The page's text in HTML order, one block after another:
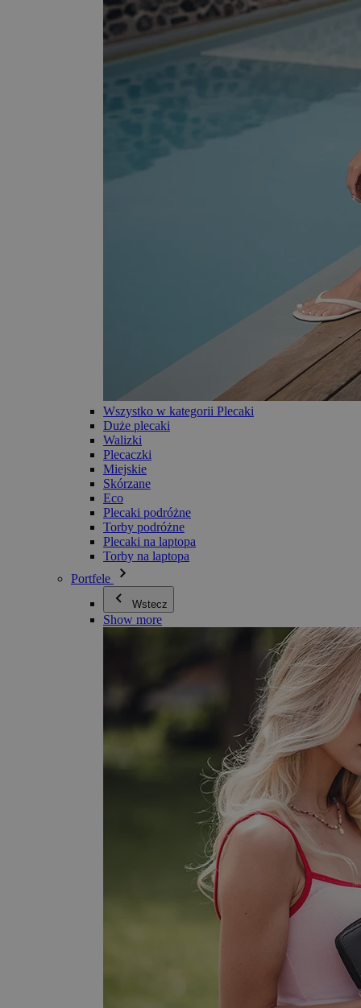
Wszystko w kategorii Plecaki
Duże plecaki
Walizki
Plecaczki
Miejskie
Skórzane
Eco
Plecaki podróżne
Torby podróżne
Plecaki na laptopa
Torby na laptopa
Portfele
Wstecz
Show more